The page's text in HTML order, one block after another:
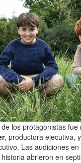
los protagonistas fue
, productora ejecutiva, y
Las audiciones
abrieron en